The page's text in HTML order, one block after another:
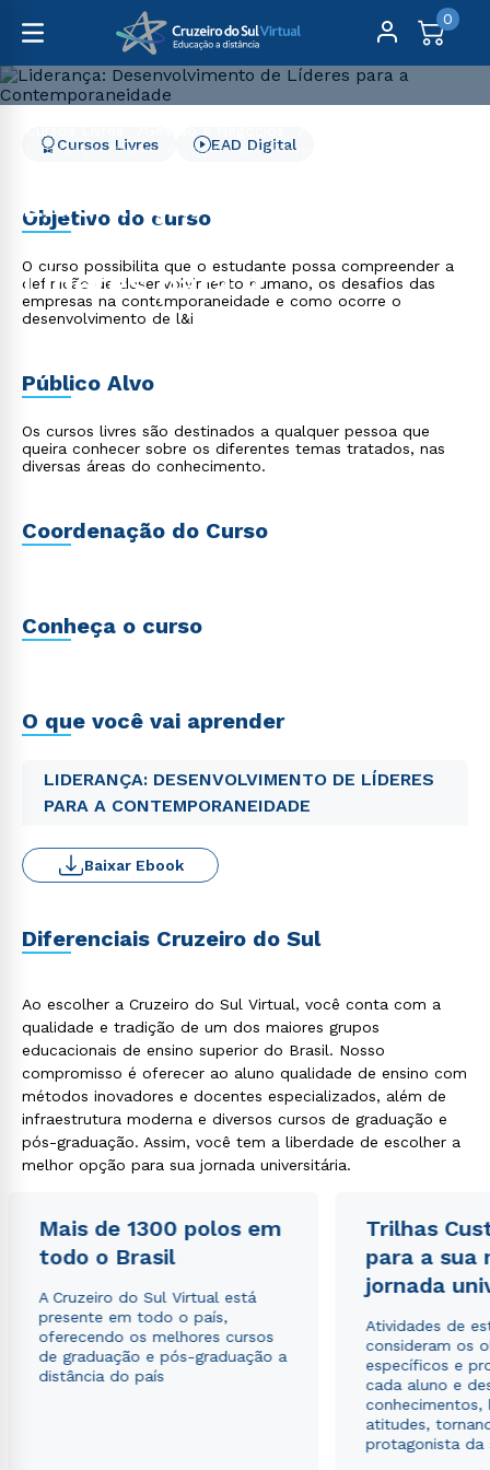
0
Liderança: Desenvolvimento de Líderes para a
Liderança:
Desenvolvimento de
Líderes para a
Contemporaneidade
Cursos Livres EAD Digital
Objetivo do curso
O curso possibilita que o estudante possa compreender a
definição de desenvolvimento humano, os desafios das
empresas na contemporaneidade e como ocorre o
desenvolvimento de l&i
Público Alvo
Os cursos livres são destinados a qualquer pessoa que
queira conhecer sobre os diferentes temas tratados, nas
diversas áreas do conhecimento.
Coordenação do Curso
Conheça o curso
O que você vai aprender
LIDERANÇA: DESENVOLVIMENTO DE LÍDERES
PARA A CONTEMPORANEIDADE
Baixar Ebook
Diferenciais Cruzeiro do Sul
Ao escolher a Cruzeiro do Sul Virtual, você conta com a
qualidade e tradição de um dos maiores grupos
educacionais de ensino superior do Brasil. Nosso
compromisso é oferecer ao aluno qualidade de ensino com
métodos inovadores e docentes especializados, além de
infraestrutura moderna e diversos cursos de graduação e
pós-graduação. Assim, você tem a liberdade de escolher a
melhor opção para sua jornada universitária.
Mais de 1300 polos em
todo o Brasil
A Cruzeiro do Sul Virtual está
presente em todo o país,
oferecendo os melhores cursos
de graduação e pós-graduação a
distância do país
Trilhas
para a sua
jornada
Atividades de
consideram os
específicos e
cada aluno e
conhecimentos,
atitudes,
protagonista da